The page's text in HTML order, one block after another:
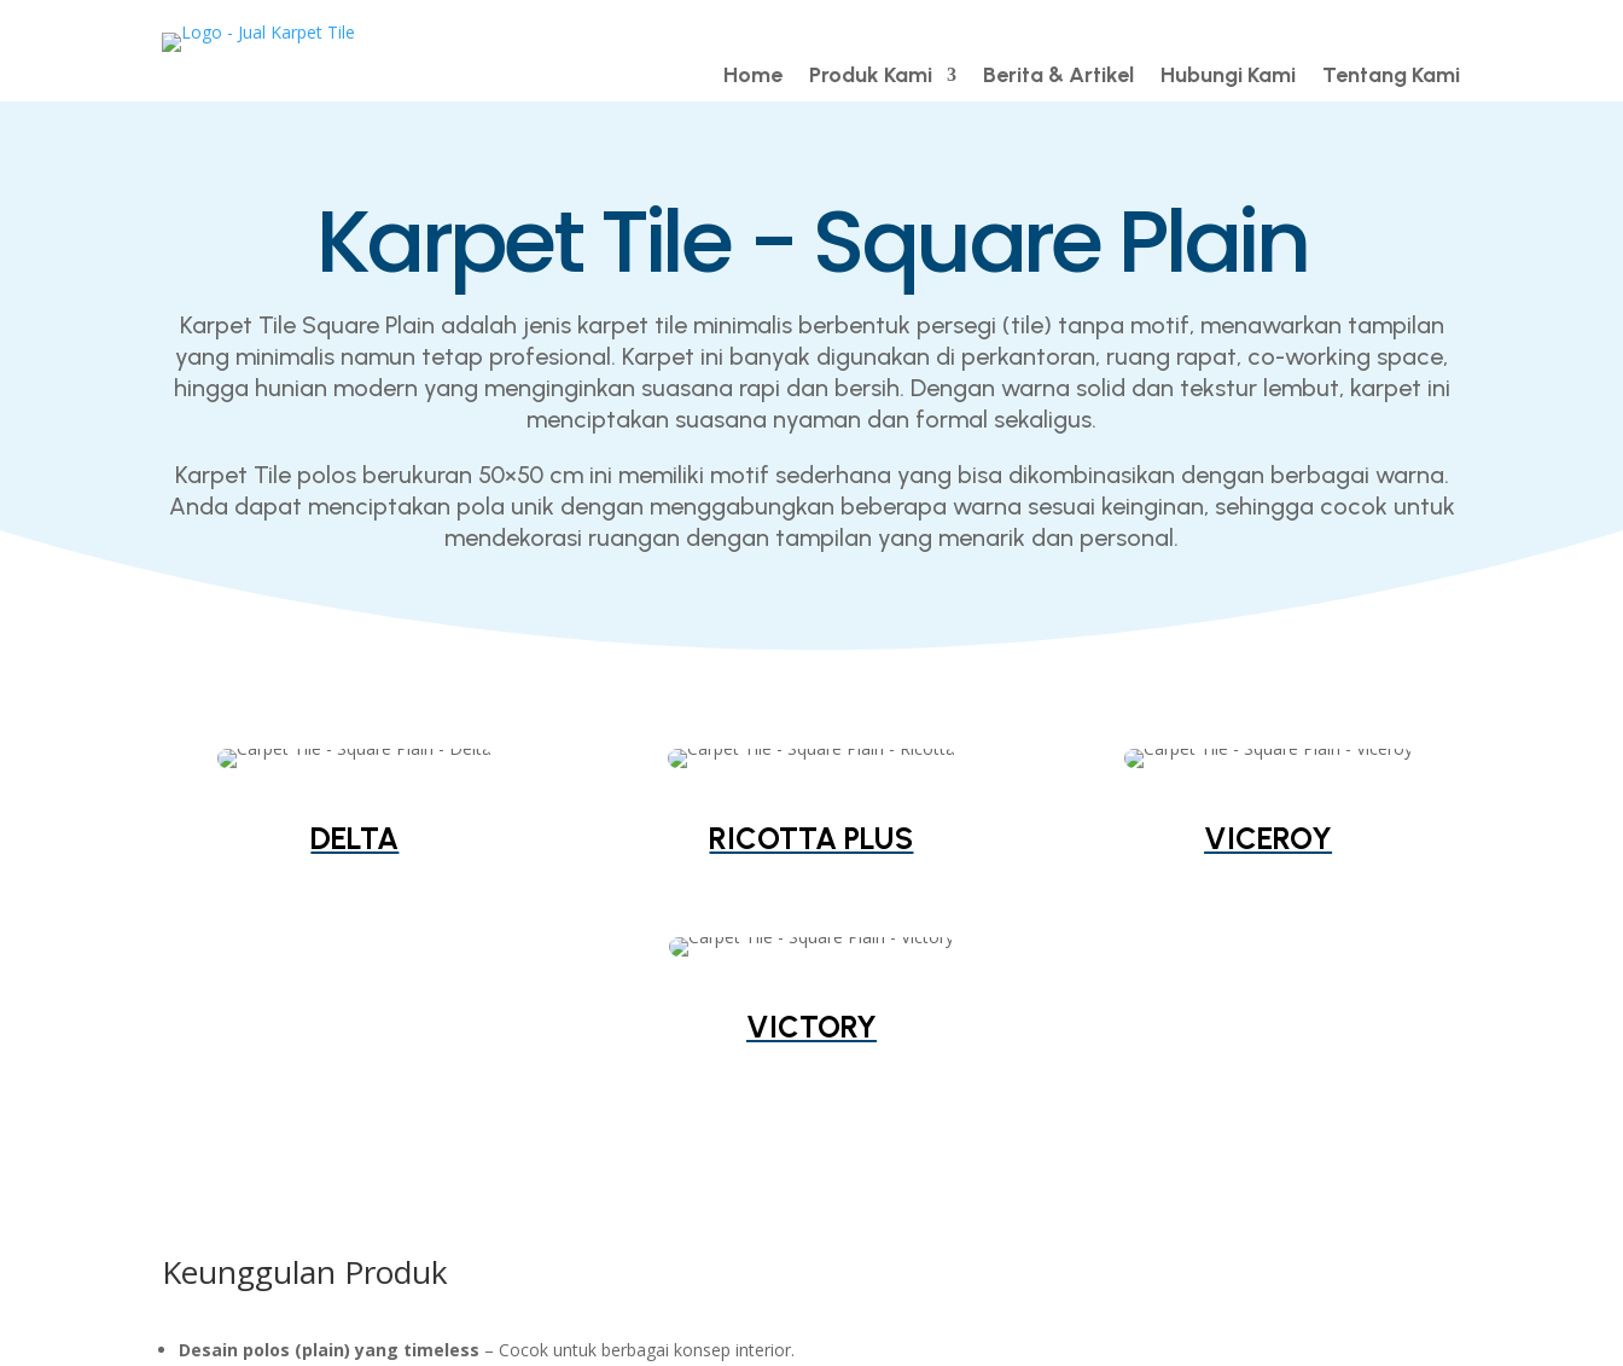
Home Produk Kami Berita & Artikel Hubungi Kami Tentang Kami
Karpet Tile - Square Plain
Karpet Tile Square Plain adalah jenis karpet tile minimalis berbentuk persegi (tile) tanpa motif, menawarkan tampilan
yang minimalis namun tetap profesional. Karpet ini banyak digunakan di perkantoran, ruang rapat, co-working space,
hingga hunian modern yang menginginkan suasana rapi dan bersih. Dengan warna solid dan tekstur lembut, karpet ini
menciptakan suasana nyaman dan formal sekaligus.
Karpet Tile polos berukuran 50×50 cm ini memiliki motif sederhana yang bisa dikombinasikan dengan berbagai warna.
Anda dapat menciptakan pola unik dengan menggabungkan beberapa warna sesuai keinginan, sehingga cocok untuk
mendekorasi ruangan dengan tampilan yang menarik dan personal.
DELTA RICOTTA PLUS VICEROY
VICTORY
Keunggulan Produk
Desain polos (plain) yang timeless – Cocok untuk berbagai konsep interior.